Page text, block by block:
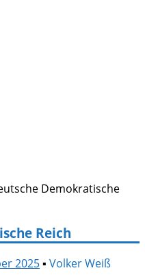
Demokratische
Reich
2025▪ Volker Weiß